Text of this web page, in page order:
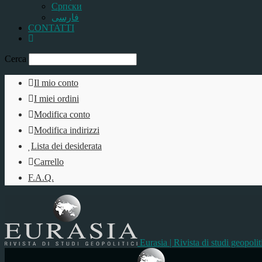
Српски
فارسی
CONTATTI
Cerca
Il mio conto
I miei ordini
Modifica conto
Modifica indirizzi
Lista dei desiderata
Carrello
F.A.Q.
Eurasia | Rivista di studi